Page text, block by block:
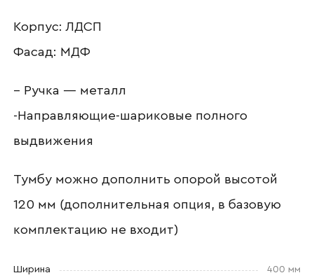
Корпус: ЛДСП
Фасад: МДФ
– Ручка — металл
-Направляющие-шариковые полного
выдвижения
Тумбу можно дополнить опорой высотой
120 мм (дополнительная опция, в базовую
комплектацию не входит)
Ширина 400 мм
Наименование организации
Ваш email
Номер телефона